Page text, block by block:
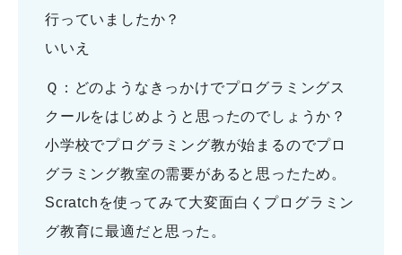
行っていましたか？
いいえ
Ｑ：どのようなきっかけでプログラミングス
クールをはじめようと思ったのでしょうか？
小学校でプログラミング教が始まるのでプロ
グラミング教室の需要があると思ったため。
Scratchを使ってみて大変面白くプログラミン
グ教育に最適だと思った。